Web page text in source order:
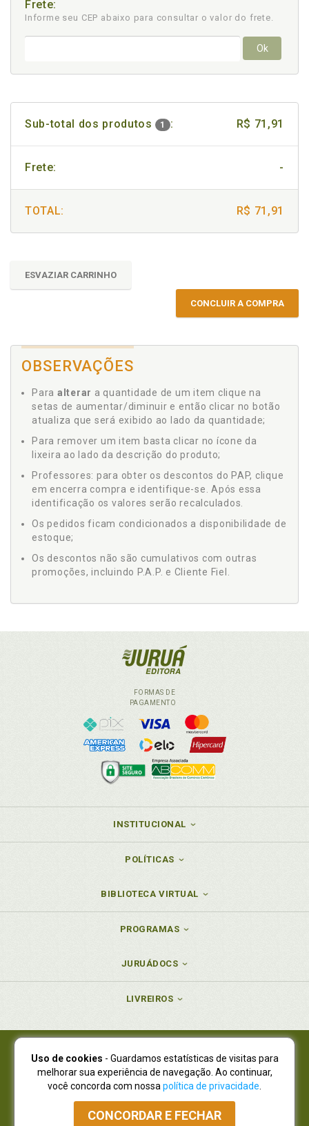
Frete:
Informe seu CEP abaixo para consultar o valor do frete.
Ok
Sub-total dos produtos 1 : R$ 71,91
Frete: -
TOTAL: R$ 71,91
ESVAZIAR CARRINHO
CONCLUIR A COMPRA
OBSERVAÇÕES
Para alterar a quantidade de um item clique na
setas de aumentar/diminuir e então clicar no botão
atualiza que será exibido ao lado da quantidade;
Para remover um item basta clicar no ícone da
lixeira ao lado da descrição do produto;
Professores: para obter os descontos do PAP, clique
em encerra compra e identifique-se. Após essa
identificação os valores serão recalculados.
Os pedidos ficam condicionados a disponibilidade de
estoque;
Os descontos não são cumulativos com outras
promoções, incluindo P.A.P. e Cliente Fiel.
FORMAS DE
PAGAMENTO
INSTITUCIONAL
POLÍTICAS
BIBLIOTECA VIRTUAL
PROGRAMAS
JURUÁDOCS
LIVREIROS
Juruá Editora Ltda., CNPJ 77.535.508/0001-19
Juruá Informática Ltda., CNPJ 01.701.561/0001-80
NOVO ENDEREÇO:R. Flávio Dallegrave, 7665, São Lourenço |
Curitiba - Paraná - CEP 82210-310
Atendimento: (41) 4009-3900|Vendas Atacado: (41) 4009-3939
Uso de cookies - Guardamos estatísticas de visitas para
melhorar sua experiência de navegação. Ao continuar,
você concorda com nossa política de privacidade
CONCORDAR E FECHAR